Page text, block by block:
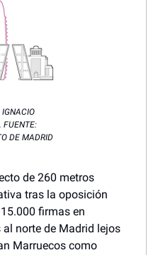
IGNACIO
FUENTE:
DE MADRID
de 260 metros
tras la oposición
firmas en
norte de Madrid lejos
Marruecos como